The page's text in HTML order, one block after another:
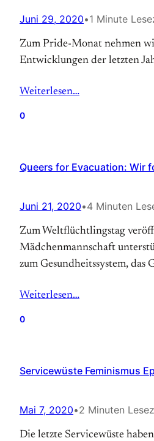
Juni 29, 2020•1 Minute
Zum Pride-Monat nehmen
Entwicklungen der letzten
Weiterlesen…
0
Queers for Evacuation: Wir
Juni 21, 2020•4 Minuten
Zum Weltflüchtlingstag
Mädchenmannschaft
zum Gesundheitssystem,
Weiterlesen…
0
Servicewüste Feminismus
Mai 7, 2020•2 Minuten
Die letzte Servicewüste